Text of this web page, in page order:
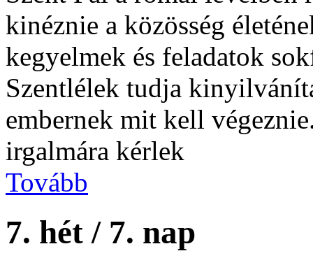
kinéznie a közösség
kegyelmek és feladatok
Szentlélek tudja
embernek mit kell
irgalmára kérlek
Tovább
7. hét / 7. nap